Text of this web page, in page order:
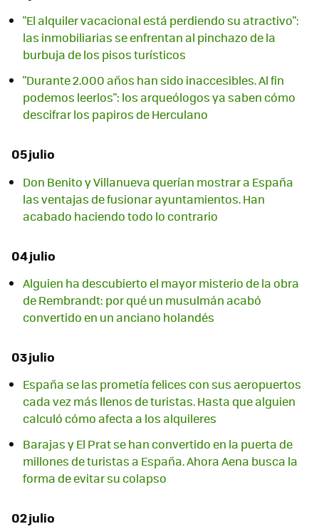
"El alquiler vacacional está perdiendo su atractivo":
las inmobiliarias se enfrentan al pinchazo de la
burbuja de los pisos turísticos
"Durante 2.000 años han sido inaccesibles. Al fin
podemos leerlos": los arqueólogos ya saben cómo
descifrar los papiros de Herculano
05 julio
Don Benito y Villanueva querían mostrar a España
las ventajas de fusionar ayuntamientos. Han
acabado haciendo todo lo contrario
04 julio
Alguien ha descubierto el mayor misterio de la obra
de Rembrandt: por qué un musulmán acabó
convertido en un anciano holandés
03 julio
España se las prometía felices con sus aeropuertos
cada vez más llenos de turistas. Hasta que alguien
calculó cómo afecta a los alquileres
Barajas y El Prat se han convertido en la puerta de
millones de turistas a España. Ahora Aena busca la
forma de evitar su colapso
02 julio